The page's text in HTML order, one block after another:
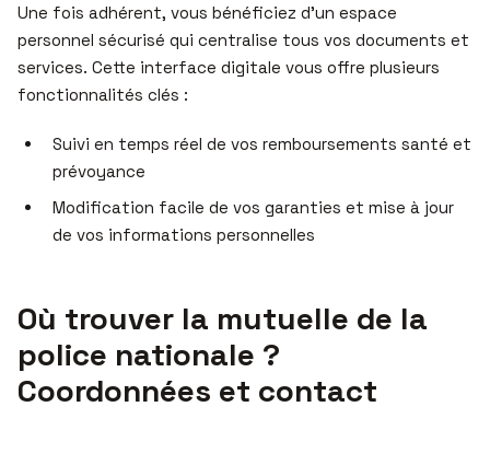
Une fois adhérent, vous bénéficiez d’un espace
personnel sécurisé qui centralise tous vos documents et
services. Cette interface digitale vous offre plusieurs
fonctionnalités clés :
Suivi en temps réel de vos remboursements santé et
prévoyance
Modification facile de vos garanties et mise à jour
de vos informations personnelles
Où trouver la mutuelle de la
police nationale ?
Coordonnées et contact